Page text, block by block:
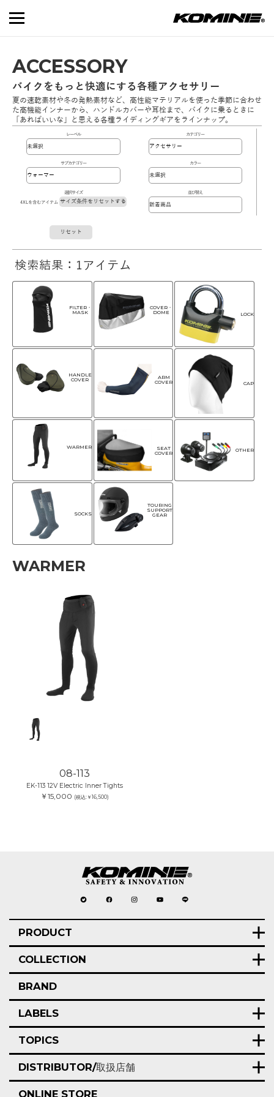
ACCESSORY
バイクをもっと快適にする各種アクセサリー
夏の速乾素材や冬の発熱素材など、高性能マテリアルを使った季節に合わせ
た高機能インナーから、ハンドルカバーや耳栓まで、バイクに乗るときに
「あればいいな」と思える各種ライディングギアをラインナップ。
レーベル カテゴリー
サブカテゴリー カラー
選択サイズ
4XLを含むアイテム サイズ条件をリセットする
並び替え
リセット
検索結果：1アイテム
FILTER・
MASK
COVER・
DOME
LOCK
HANDLE
COVER
ARM
COVER
CAP
WARMER
SEAT
COVER
OTHER
SOCKS
TOURING
SUPPORT
GEAR
WARMER
08-113
EK-113 12V Electric Inner Tights
￥15,000 (税込:￥16,500)
PRODUCT
COLLECTION
BRAND
LABELS
TOPICS
DISTRIBUTOR/取扱店舗
ONLINE STORE